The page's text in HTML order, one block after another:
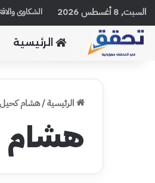
السبت, 8 أغسطس 2026 الشكاوى
الرئيسية
الرئيسية/هشام كحيل
هشام